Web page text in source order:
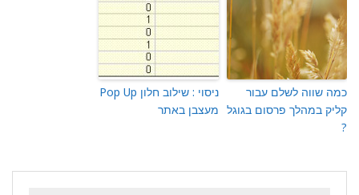
כמה שווה לשלם עבור
קליק במהלך פרסום בגוגל
?
ניסוי : שילוב חלון Pop Up
מעצבן באתר